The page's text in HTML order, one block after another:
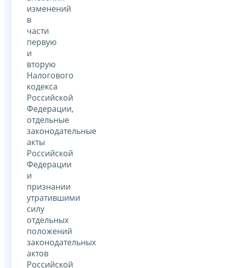
изменений
в
части
первую
и
вторую
Налогового
кодекса
Российской
Федерации,
отдельные
законодательные
акты
Российской
Федерации
и
признании
утратившими
силу
отдельных
положений
законодательных
актов
Российской